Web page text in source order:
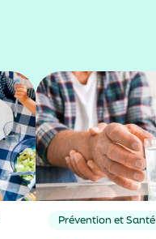
Prévention et Santé